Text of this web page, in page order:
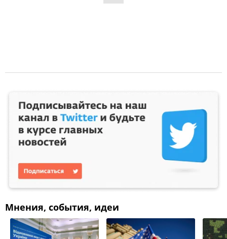
Мнения, события, идеи